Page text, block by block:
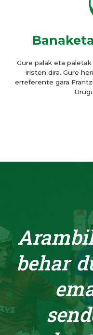
Gure palak eta
iristen dira. Gure
erreferente gara
behar